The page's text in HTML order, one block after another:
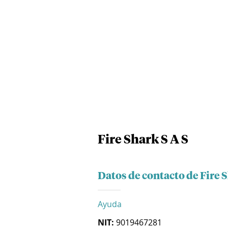
Fire Shark S A S
Datos de contacto de Fire
Ayuda
NIT: 9019467281